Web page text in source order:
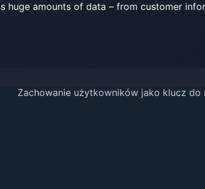
huge amounts of data – from customer